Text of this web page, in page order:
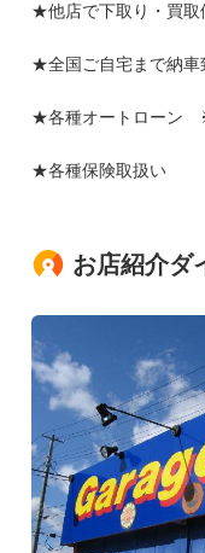
★他店で下取り・買取
★全国ご自宅まで納車
★各種オートローン ※
★各種保険取扱い
お店紹介ダ